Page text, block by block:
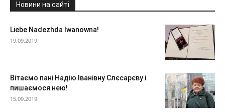
Новини на сайті
Liebe Nadezhda Iwanowna!
19.09.2019
Вітаємо пані Надію Іванівну Слєсарєву і
пишаємося нею!
15.09.2019